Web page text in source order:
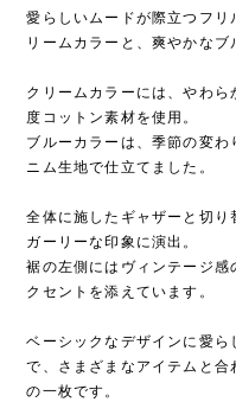
愛らしいムードが際立つフリ
リームカラーと、爽やかなブ
クリームカラーには、やわ
度コットン素材を使用。
ブルーカラーは、季節の変
ニム生地で仕立てました。
全体に施したギャザーと切り
ガーリーな印象に演出。
裾の左側にはヴィンテージ
クセントを添えています。
ベーシックなデザインに愛
で、さまざまなアイテムと
の一枚です。